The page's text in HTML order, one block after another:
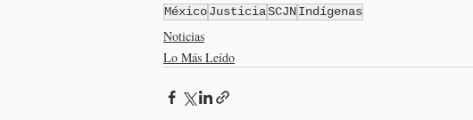
MéxicoJusticiaSCJNIndígenas
Noticias
Lo Más Leído